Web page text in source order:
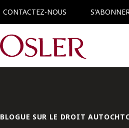
CONTACTEZ-NOUS
Main
BLOGUE SUR LE DROIT